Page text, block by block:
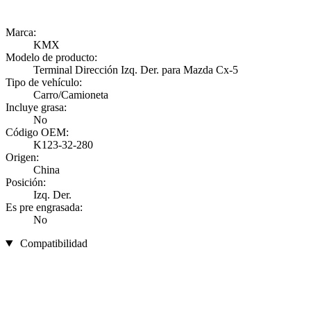
Marca:
KMX
Modelo de producto:
Terminal Dirección Izq. Der. para Mazda Cx-5
Tipo de vehículo:
Carro/Camioneta
Incluye grasa:
No
Código OEM:
K123-32-280
Origen:
China
Posición:
Izq. Der.
Es pre engrasada:
No
Compatibilidad